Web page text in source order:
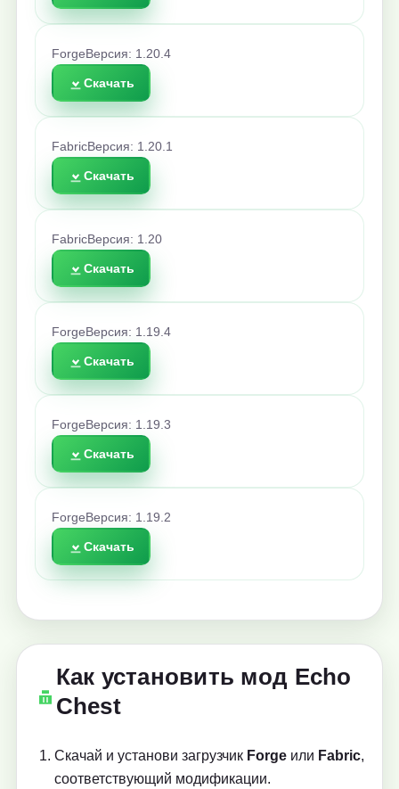
Forge Версия: 1.20.4
Скачать
FabricВерсия: 1.20.1
Скачать
FabricВерсия: 1.20
Скачать
Forge Версия: 1.19.4
Скачать
Forge Версия: 1.19.3
Скачать
Forge Версия: 1.19.2
Скачать
Как установить мод Echo
Chest
Скачай и установи загрузчик Forge или Fabric,
соответствующий модификации.